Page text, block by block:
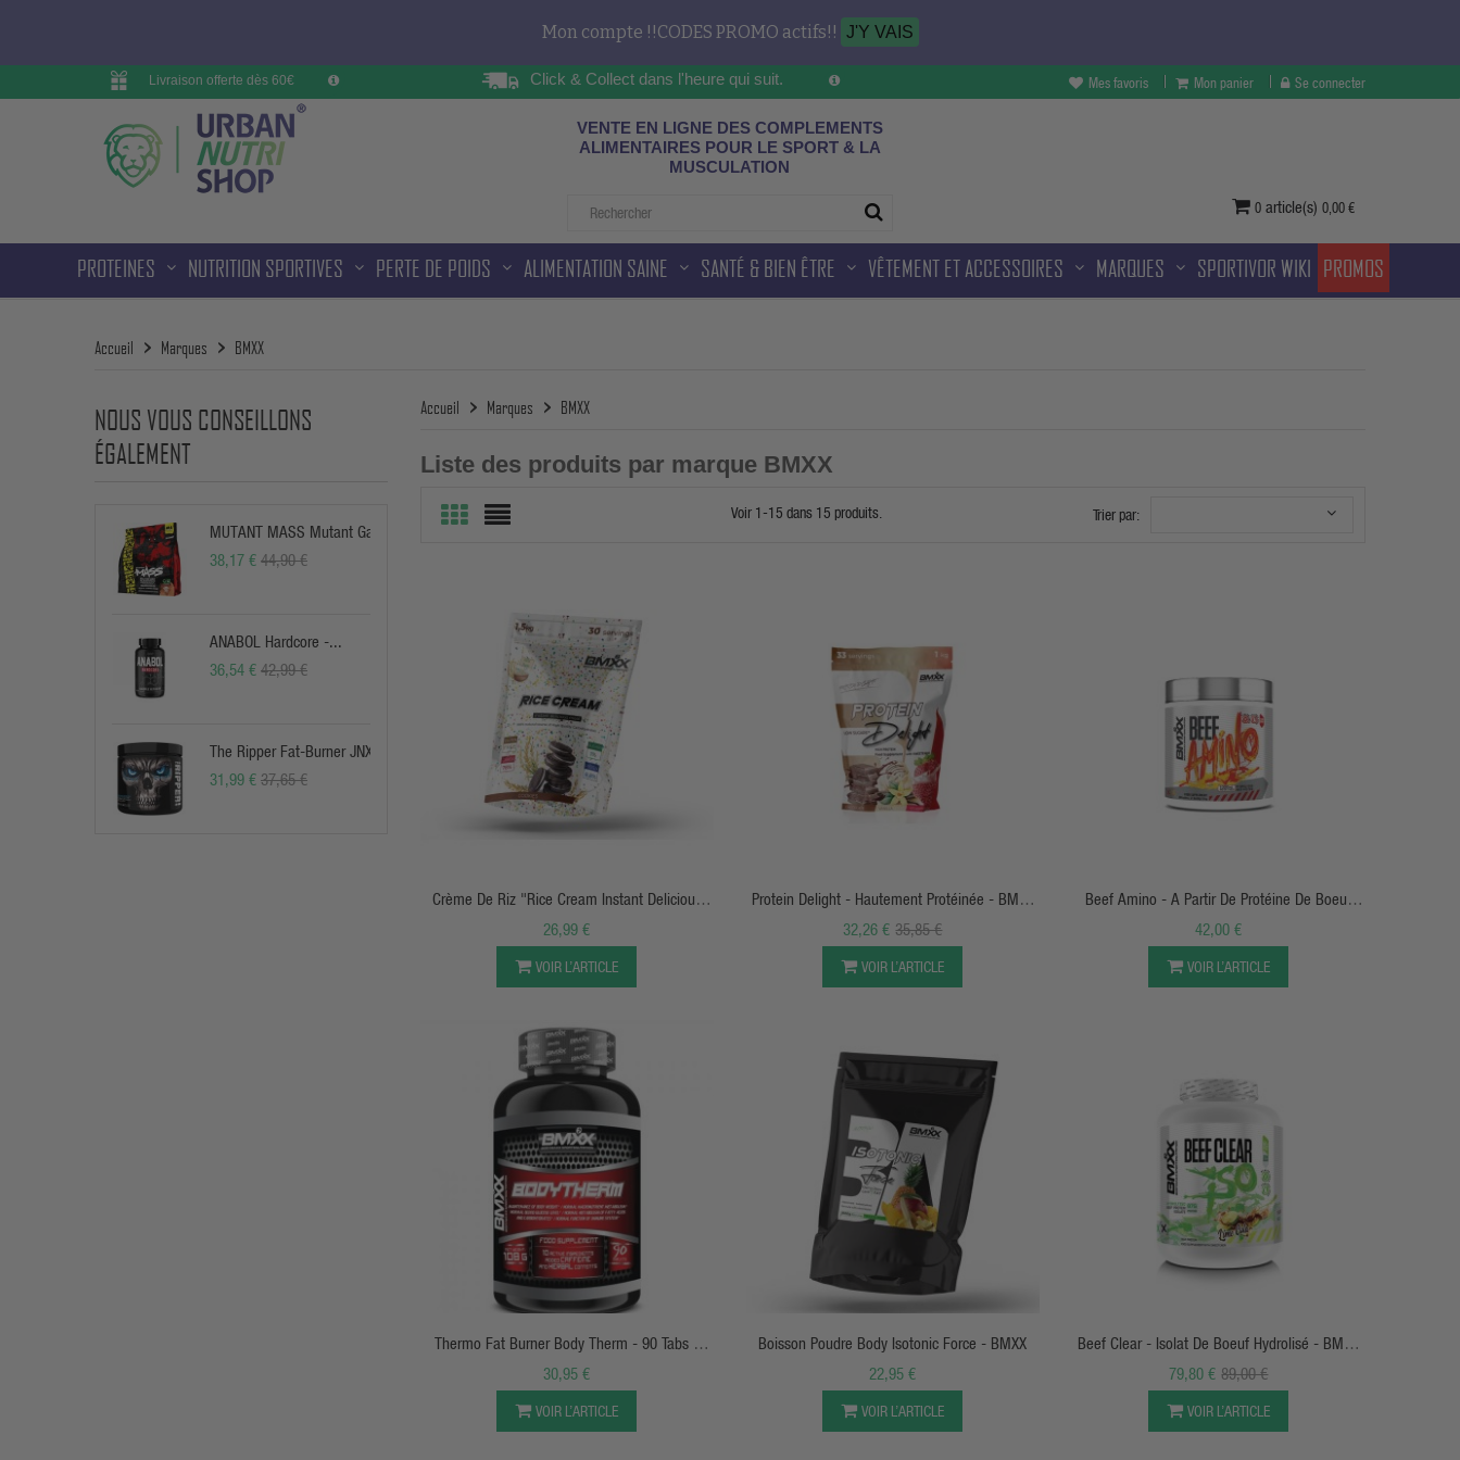
Mon compte !!CODES PROMO actifs!! J'Y VAIS
Livraison offerte dès 60€ Click & Collect dans l'heure qui suit.
Sur les horaires d'ouvertures à Melun et sans frais
additionnelle.
Mes favoris Mon panier Se connecter
VENTE EN LIGNE DES COMPLEMENTS
ALIMENTAIRES POUR LE SPORT & LA
MUSCULATION
0 article(s) 0,00 €
PROTEINES NUTRITION SPORTIVES PERTE DE POIDS ALIMENTATION SAINE SANTÉ & BIEN ÊTRE VÊTEMENT ET ACCESSOIRES MARQUES SPORTIVOR WIKI PROMOS
Accueil Marques BMXX
NOUS VOUS CONSEILLONS
ÉGALEMENT
MUTANT MASS Mutant Gainer
38,17 € 44,90 €
ANABOL Hardcore -...
36,54 € 42,99 €
The Ripper Fat-Burner JNX
31,99 € 37,65 €
Accueil Marques BMXX
Liste des produits par marque BMXX
Voir 1-15 dans 15 produits. Trier par:
Crème De Riz "Rice Cream Instant Delicious
Meal" - BMXX
26,99 €
VOIR L’ARTICLE
Protein Delight - Hautement Protéinée - BMXX
Nutrition35,85 €
32,26 €
VOIR L’ARTICLE
Beef Amino - A Partir De Protéine De Boeuf
Hydrolysées - BMXX SportsNutrition
42,00 €
VOIR L’ARTICLE
APERÇU RAPIDE
Thermo Fat Burner Body Therm - 90 Tabs -
BMXX
30,95 €
VOIR L’ARTICLE
APERÇU RAPIDE
Boisson Poudre Body Isotonic Force - BMXX
22,95 €
VOIR L’ARTICLE
Beef Clear - Isolat De Boeuf Hydrolisé - BMXX
Sports Nutrition
89,00 €
79,80 €
VOIR L’ARTICLE